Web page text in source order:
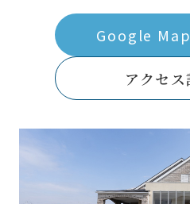
Google Map
アクセス